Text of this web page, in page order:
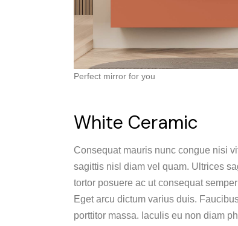
Perfect mirror for you
White Ceramic
Consequat mauris nunc congue nisi
sagittis nisl diam vel quam. Ultrices
tortor posuere ac ut consequat
Eget arcu dictum varius duis.
porttitor massa. Iaculis eu non diam